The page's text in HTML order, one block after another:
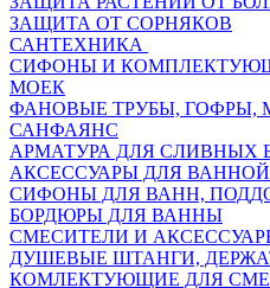
ЗАЩИТА ОТ СОРНЯКОВ
САНТЕХНИКА
СИФОНЫ И
МОЕК
ФАНОВЫЕ ТРУБЫ, ГОФРЫ,
САНФАЯНС
АРМАТУРА ДЛЯ СЛИВНЫХ
АКСЕССУАРЫ ДЛЯ
СИФОНЫ ДЛЯ ВАНН,
БОРДЮРЫ ДЛЯ ВАННЫ
СМЕСИТЕЛИ И
ДУШЕВЫЕ ШТАНГИ,
КОМЛЕКТУЮЩИЕ ДЛЯ